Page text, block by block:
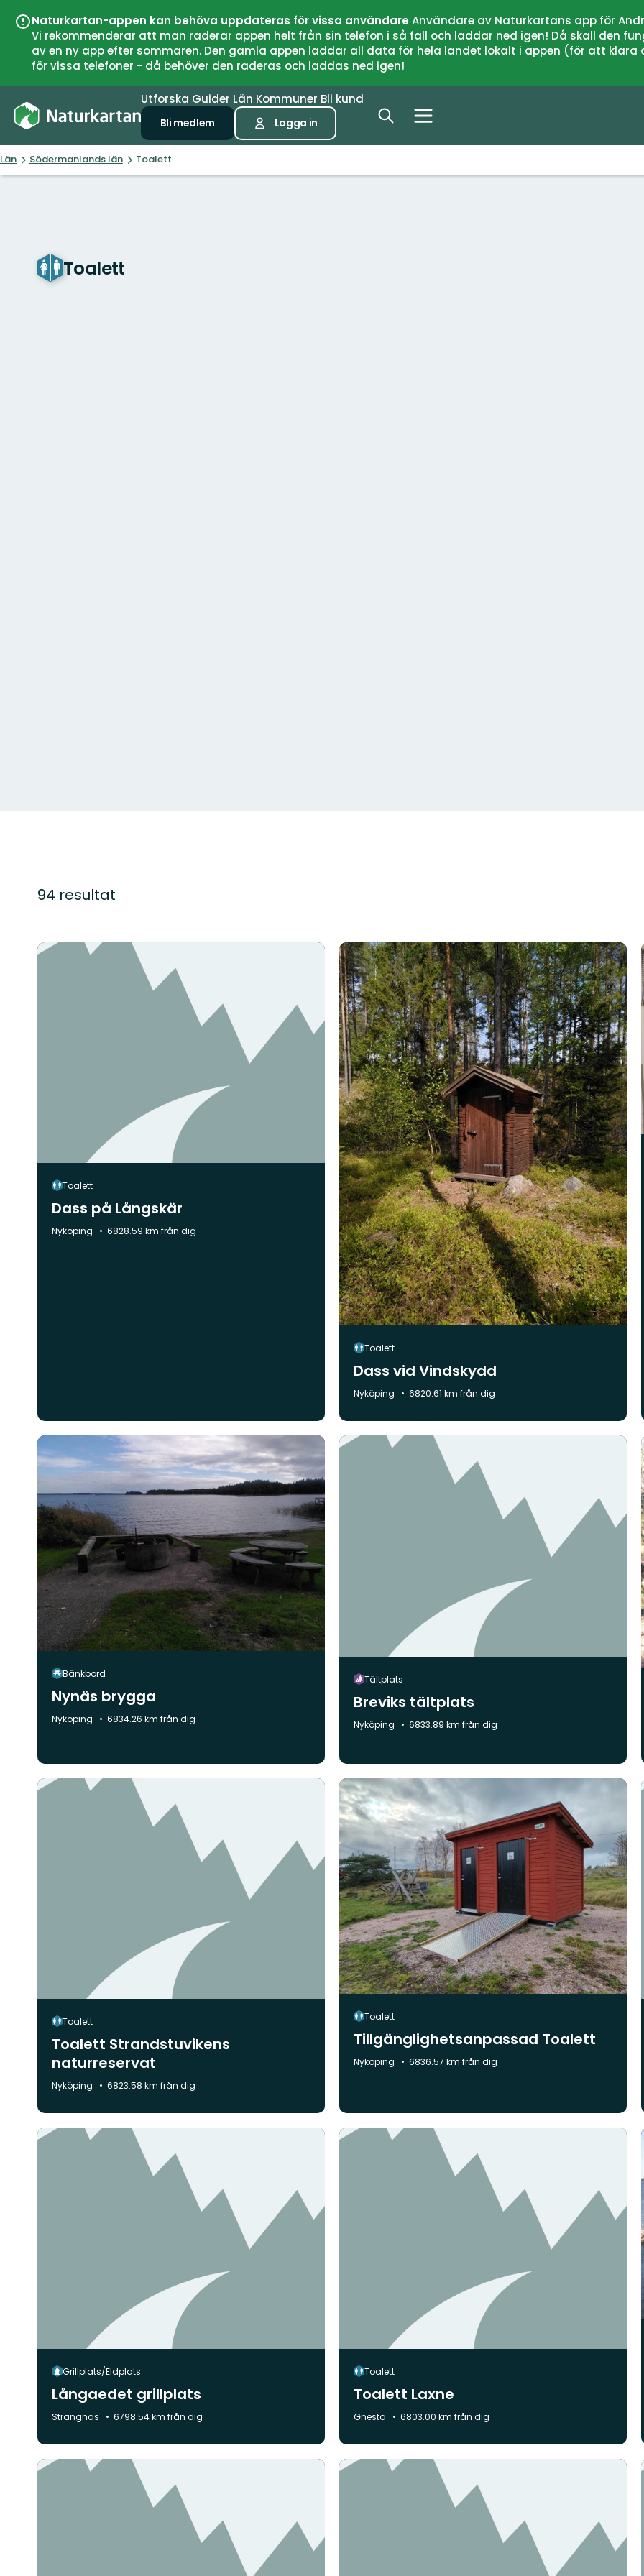
Naturkartan-appen kan behöva uppdateras för vissa användareAnvändare av Naturkartans app för
Vi rekommenderar att man raderar appen helt från sin telefon i så fall och laddar ned igen! Då skall den
av en ny app efter sommaren. Den gamla appen laddar all data för hela landet lokalt i appen (för att
för vissa telefoner - då behöver den raderas och laddas ned igen!
Utforska Guider Län Kommuner Bli kund
Bli medlem Logga in
Län Södermanlands län Toalett
Toalett
94 resultat
Toalett
Dass på Långskär
Kommun:
Nyköping 6828.59 km från dig
Toalett
Dass vid Vindskydd
Kommun:
Nyköping 6820.61 km från dig
Bänkbord
Nynäs brygga
Kommun:
Nyköping 6834.26 km från dig
Tältplats
Breviks tältplats
Kommun:
Nyköping 6833.89 km från dig
Toalett
Toalett Strandstuvikens
naturreservat
Kommun:
Nyköping 6823.58 km från dig
Toalett
Tillgänglighetsanpassad Toalett
Kommun:
Nyköping 6836.57 km från dig
Grillplats/Eldplats
Långaedet grillplats
Kommun:
Strängnäs 6798.54 km från dig
Toalett
Toalett Laxne
Kommun:
Gnesta 6803.00 km från dig